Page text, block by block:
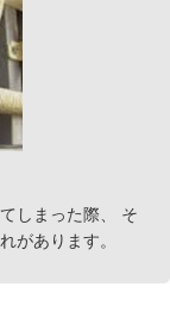
しまった際、 そ
があります。